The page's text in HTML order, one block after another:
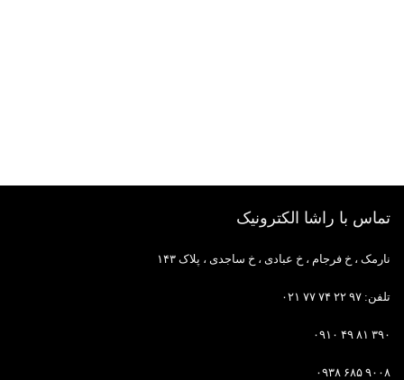
تماس با راشا الکترونیک
نارمک ، خ فرجام ، خ عبادی ، خ ساجدی ، پلاک ۱۴۳
تلفن: ۹۷ ۲۲ ۷۴ ۷۷ ۰۲۱
۳۹۰ ۸۱ ۴۹ ۰۹۱۰
۹۰۰۸ ۶۸۵ ۰۹۳۸